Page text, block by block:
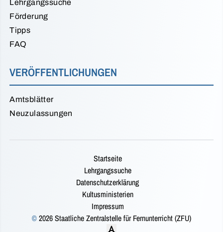
Lehrgangssuche
Förderung
Tipps
FAQ
VERÖFFENTLICHUNGEN
Amtsblätter
Neuzulassungen
Startseite
Lehrgangssuche
Datenschutzerklärung
Kultusministerien
Impressum
©2026 Staatliche Zentralstelle für Fernunterricht (ZFU)